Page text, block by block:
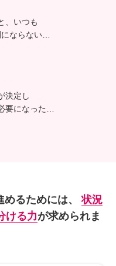
、いつも
ならない…
決定し
要になった…
るためには、
状況
ける力が求められま